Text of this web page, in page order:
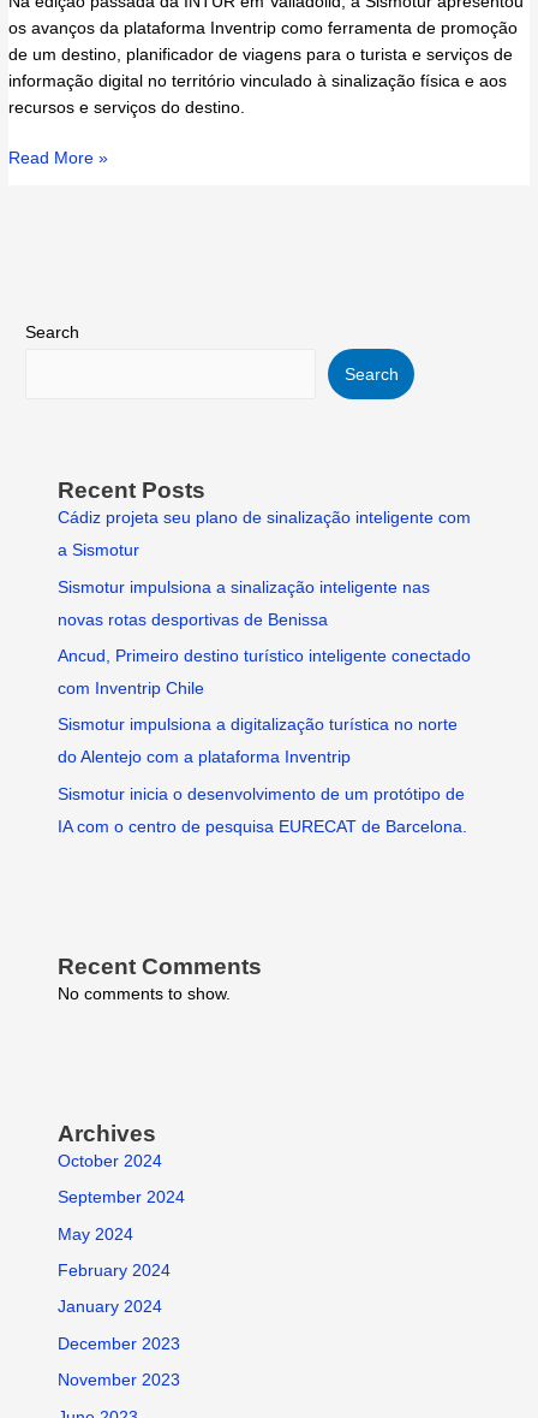
os avanços da plataforma Inventrip como ferramenta de promoção
de um destino, planificador de viagens para o turista e serviços de
informação digital no território vinculado à sinalização física e aos
recursos e serviços do destino.
Read More »
Search
Search
Recent Posts
Cádiz projeta seu plano de sinalização inteligente com
a Sismotur
Sismotur impulsiona a sinalização inteligente nas
novas rotas desportivas de Benissa
Ancud, Primeiro destino turístico inteligente conectado
com Inventrip Chile
Sismotur impulsiona a digitalização turística no norte
do Alentejo com a plataforma Inventrip
Sismotur inicia o desenvolvimento de um protótipo de
IA com o centro de pesquisa EURECAT de Barcelona.
Recent Comments
No comments to show.
Archives
October 2024
September 2024
May 2024
February 2024
January 2024
December 2023
November 2023